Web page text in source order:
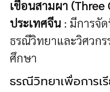
เขื่อนสามผา (Three
ประเทศจีน : มีการจั
ธรณีวิทยาและวิศวก
ศึกษา
ธรณีวิทยาเพื่อการเ